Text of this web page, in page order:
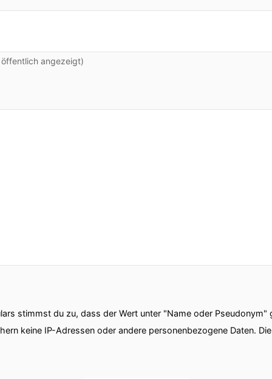
schon Genau
an.
angezeigt)
stimmst du zu, dass der Wert unter "Name oder
keine IP-Adressen oder andere personenbezogene Daten.